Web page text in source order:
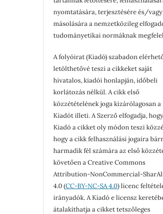
nyomtatására, terjesztésére és/vagy
másolására a nemzetközileg
tudományetikai normáknak
A folyóirat (Kiadó) szabadon
letölthetővé teszi a cikkeket saját
hivatalos, kiadói honlapján, időbeli
korlátozás nélkül. A cikk első
közzétételének joga kizárólagosan a
Kiadót illeti. A Szerző elfogadja,
Kiadó a cikket oly módon teszi
hogy a cikk felhasználási jogaira
harmadik fél számára az első
követően a Creative Commons
Attribution-NonCommercial-
4.0 (CC-BY-NC-SA 4.0) licenc
irányadók. A Kiadó e licensz
átalakíthatja a cikket tetszőleges